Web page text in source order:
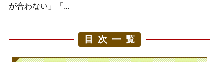
が合わない」「...
目次一覧